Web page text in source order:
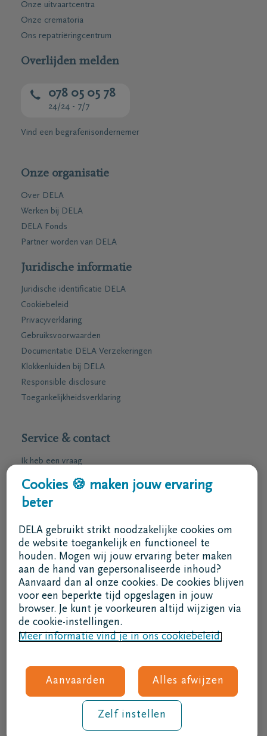
Onze uitvaartcentra
Onze crematoria
Ons repatriëringcentrum
Overlijden melden
078 05 05 78
24/24 - 7/7
Vind een begrafenisondernemer
Onze organisatie
Over DELA
Werken bij DELA
DELA Fonds
Partner worden van DELA
Juridische informatie
Juridische identificatie DELA
Cookiebeleid
Privacyverklaring
Gebruiksvoorwaarden
Documentatie DELA Verzekeringen
Klokkenluiden bij DELA
Responsible disclosure
Toegankelijkheidsverklaring
Service & contact
Ik heb een vraag
Ik wens een afspraak
Ik wens een brochure per post
ma - vr 8u30 -17u
Ik ben een bemiddelaar
Aanmelden in DELAconnect
Ik ben een leverancier
MVO code
Cookies 🍪 maken jouw ervaring
beter
DELA gebruikt strikt noodzakelijke cookies om
de website toegankelijk en functioneel te
houden. Mogen wij jouw ervaring beter maken
aan de hand van gepersonaliseerde inhoud?
Aanvaard dan al onze cookies. De cookies blijven
voor een beperkte tijd opgeslagen in jouw
browser. Je kunt je voorkeuren altijd wijzigen via
de cookie-instellingen.
Meer informatie vind je in ons cookiebeleid.
Aanvaarden Alles afwijzen
Zelf instellen